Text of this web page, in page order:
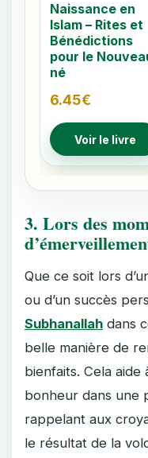
Naissance en
Islam – Rites et
Bénédictions
pour le
né
6.45€
Voir le livre
3. Lors des
Que ce soit lors
ou d’un succès
Subhanallah dans
belle manière de
bienfaits. Cela
bonheur dans une
rappelant aux
le résultat de la